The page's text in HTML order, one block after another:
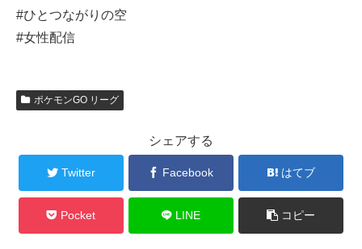
#ひとつながりの空
#女性配信
ポケモンGO リーグ
シェアする
Twitter Facebook はてブ
Pocket LINE コピー